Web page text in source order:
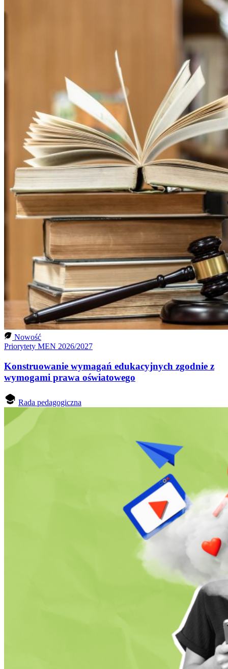
Nowość
Priorytety MEN 2026/2027
Konstruowanie wymagań edukacyjnych zgodnie z
wymogami prawa oświatowego
Rada pedagogiczna